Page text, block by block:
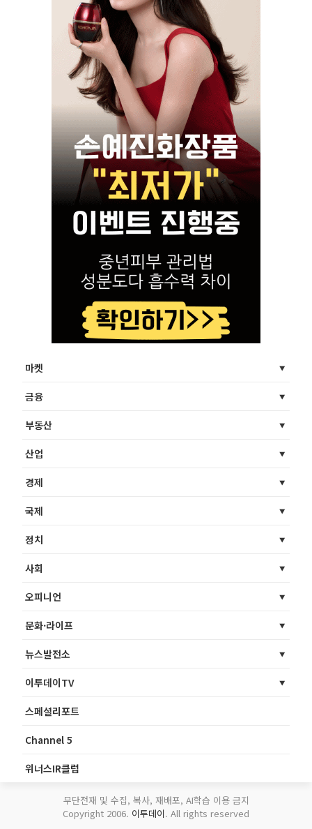
마켓
금융
부동산
산업
경제
국제
정치
사회
오피니언
문화·라이프
뉴스발전소
이투데이TV
스페셜리포트
Channel 5
위너스IR클럽
무단전재 및 수집, 복사, 재배포, AI학습 이용 금지
Copyright 2006. 이투데이. All rights reserved